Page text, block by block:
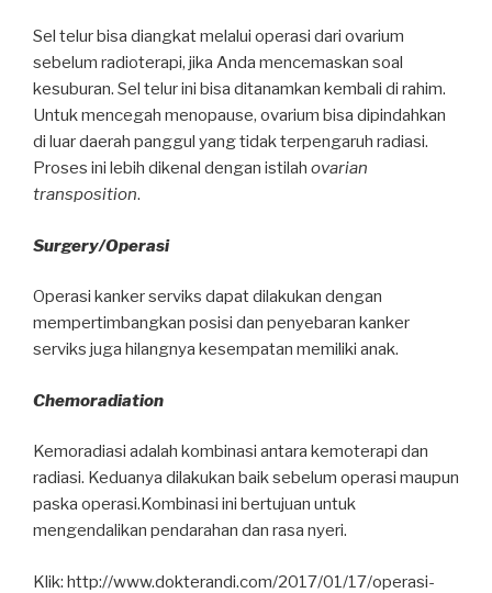
Sel telur bisa diangkat melalui operasi dari ovarium
sebelum radioterapi, jika Anda mencemaskan soal
kesuburan. Sel telur ini bisa ditanamkan kembali di rahim.
Untuk mencegah menopause, ovarium bisa dipindahkan
di luar daerah panggul yang tidak terpengaruh radiasi.
Proses ini lebih dikenal dengan istilah ovarian
transposition.
Surgery/Operasi
Operasi kanker serviks dapat dilakukan dengan
mempertimbangkan posisi dan penyebaran kanker
serviks juga hilangnya kesempatan memiliki anak.
Chemoradiation
Kemoradiasi adalah kombinasi antara kemoterapi dan
radiasi. Keduanya dilakukan baik sebelum operasi maupun
paska operasi.Kombinasi ini bertujuan untuk
mengendalikan pendarahan dan rasa nyeri.
Klik: http://www.dokterandi.com/2017/01/17/operasi-